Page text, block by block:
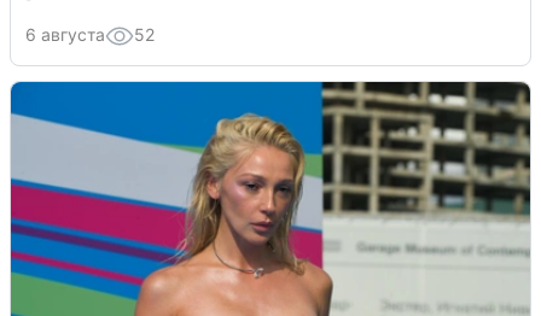
6 августа 52